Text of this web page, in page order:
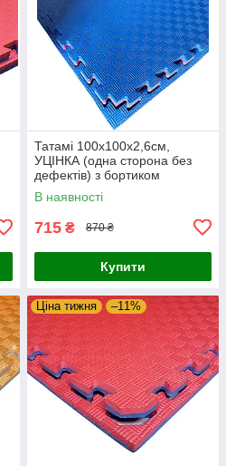
Татамі 100х100х2,6см,
УЦІНКА (одна сторона без
дефектів) з бортиком
В наявності
715 ₴ 870 ₴
Купити
Ціна тижня –11%